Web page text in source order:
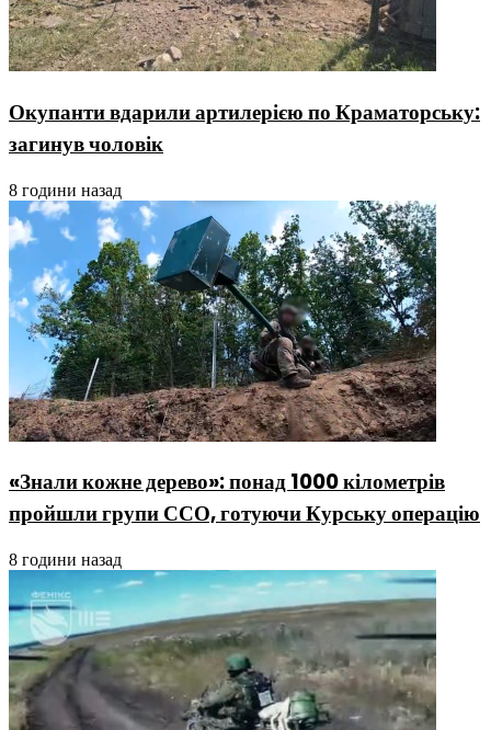
Окупанти вдарили артилерією по Краматорську:
загинув чоловік
8 години назад
«Знали кожне дерево»: понад 1000 кілометрів
пройшли групи ССО, готуючи Курську операцію
8 години назад